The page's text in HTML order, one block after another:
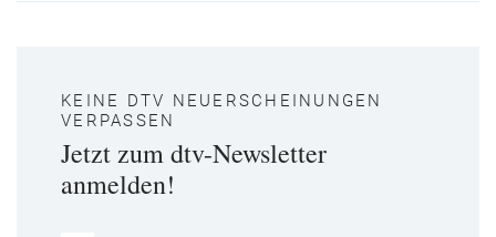
KEINE DTV NEUERSCHEINUNGEN
VERPASSEN
Jetzt zum dtv-Newsletter
anmelden!